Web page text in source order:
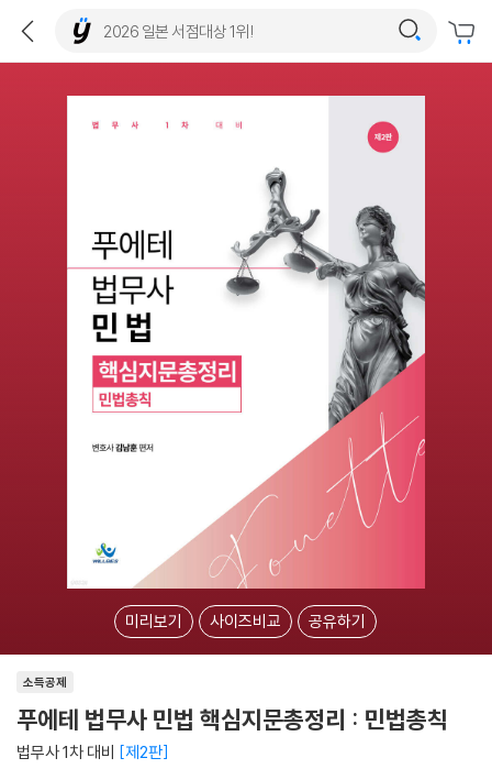
미리보기 사이즈비교 공유하기
소득공제
푸에테 법무사 민법 핵심지문총정리 : 민법총칙
법무사 1차 대비 제2판